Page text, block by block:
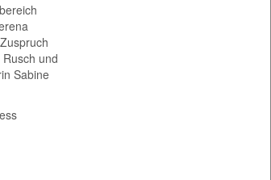
und
Sabine